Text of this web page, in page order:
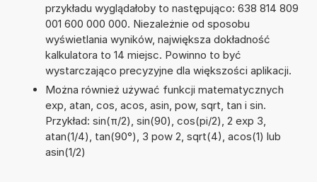
przykładu wyglądałoby to następująco: 638 814 809
001 600 000 000. Niezależnie od sposobu
wyświetlania wyników, największa dokładność
kalkulatora to 14 miejsc. Powinno to być
wystarczająco precyzyjne dla większości aplikacji.
Można również używać funkcji matematycznych
exp, atan, cos, acos, asin, pow, sqrt, tan i sin.
Przykład: sin(π/2), sin(90), cos(pi/2), 2 exp 3,
atan(1/4), tan(90°), 3 pow 2, sqrt(4), acos(1) lub
asin(1/2)